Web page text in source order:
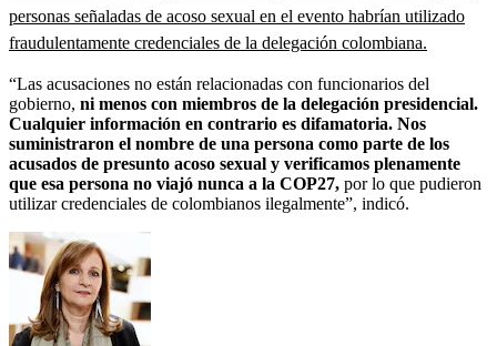
personas señaladas de acoso sexual en el evento habrían utilizado
fraudulentamente credenciales de la delegación colombiana.
“Las acusaciones no están relacionadas con funcionarios del
gobierno, ni menos con miembros de la delegación presidencial.
Cualquier información en contrario es difamatoria. Nos
suministraron el nombre de una persona como parte de los
acusados de presunto acoso sexual y verificamos plenamente
que esa persona no viajó nunca a la COP27, por lo que pudieron
utilizar credenciales de colombianos ilegalmente”, indicó.